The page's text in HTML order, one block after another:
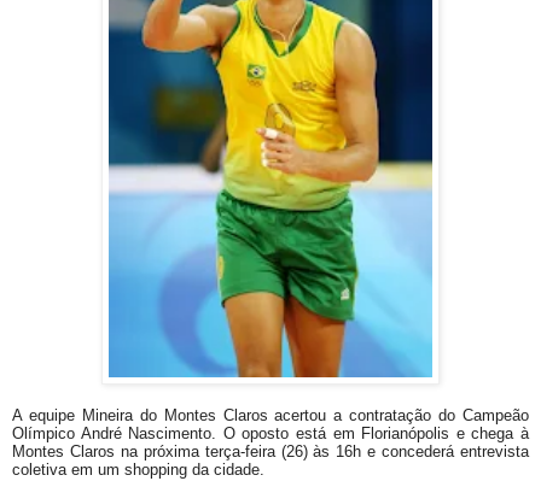
A equipe Mineira do Montes Claros acertou a contratação do Campeão
Olímpico André Nascimento. O oposto está em Florianópolis e chega à
Montes Claros na próxima terça-feira (26) às 16h e concederá entrevista
coletiva em um shopping da cidade.